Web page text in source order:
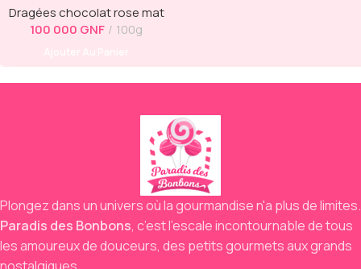
Dragées chocolat rose mat
100 000 GNF 100g
Plongez dans un univers où la gourmandise n'a plus de limites.
Paradis des Bonbons, c’est l’escale incontournable de tous
les amoureux de douceurs, des petits gourmets aux grands